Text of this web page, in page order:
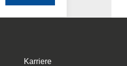
Karriere